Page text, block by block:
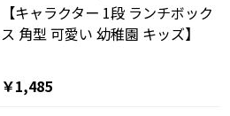
【キャラクター 1段 ランチボック
ス 角型 可愛い 幼稚園 キッズ】
￥1,485